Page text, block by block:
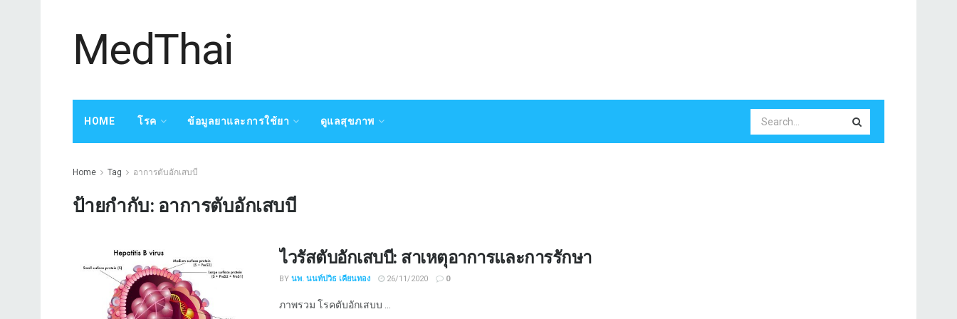
MedThai
HOME โรค ข้อมูลยาและการใช้ยา ดูแลสุขภาพ
Home Tag อาการตับอักเสบบี
ป้ายกำกับ: อาการตับอักเสบบี
ไวรัสตับอักเสบบี: สาเหตุอาการและการรักษา
BY นพ. นนท์ปวิธ เคียนทอง 26/11/2020 0
ภาพรวม โรคตับอักเสบบ ...